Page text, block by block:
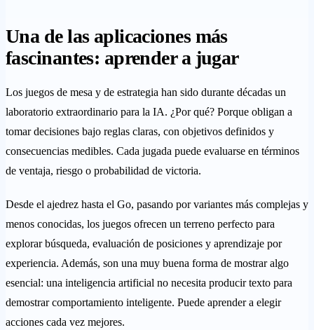
Una de las aplicaciones más
fascinantes: aprender a jugar
Los juegos de mesa y de estrategia han sido durante décadas un
laboratorio extraordinario para la IA. ¿Por qué? Porque obligan a
tomar decisiones bajo reglas claras, con objetivos definidos y
consecuencias medibles. Cada jugada puede evaluarse en términos
de ventaja, riesgo o probabilidad de victoria.
Desde el ajedrez hasta el Go, pasando por variantes más complejas y
menos conocidas, los juegos ofrecen un terreno perfecto para
explorar búsqueda, evaluación de posiciones y aprendizaje por
experiencia. Además, son una muy buena forma de mostrar algo
esencial: una inteligencia artificial no necesita producir texto para
demostrar comportamiento inteligente. Puede aprender a elegir
acciones cada vez mejores.